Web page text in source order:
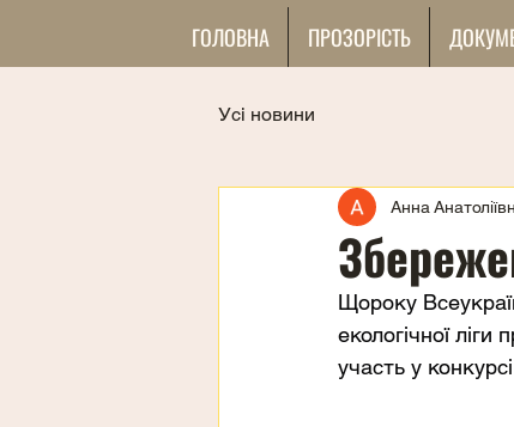
ГОЛОВНА ПРОЗОРІСТЬ
Усі новини
Анна
Щороку
екологічної
участь у